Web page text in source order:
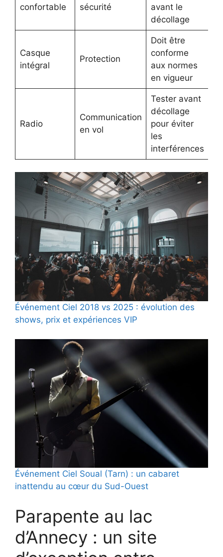
confortable
sécurité
avant le
décollage
Casque
intégral
Protection
Doit être
conforme
aux normes
en vigueur
Radio
Communication
en vol
Tester avant
décollage
pour éviter
les
interférences
Événement Ciel 2018 vs 2025 : évolution des
shows, prix et expériences VIP
Événement Ciel Soual (Tarn) : un cabaret
inattendu au cœur du Sud-Ouest
Parapente au lac
d’Annecy : un site